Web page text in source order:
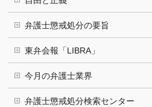
弁護士懲戒処分の要旨
東弁会報「LIBRA」
今月の弁護士業界
弁護士懲戒処分検索センター